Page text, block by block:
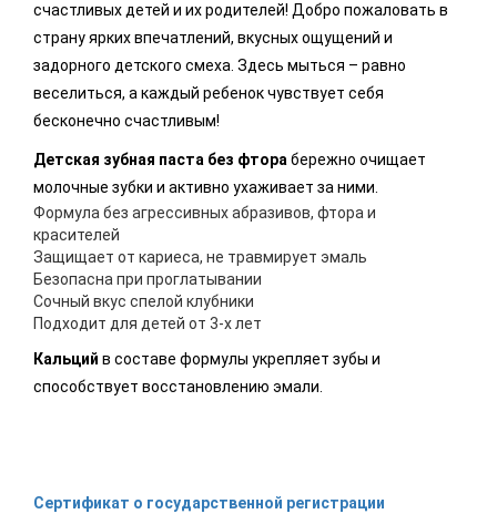
счастливых детей и их родителей! Добро пожаловать в
страну ярких впечатлений, вкусных ощущений и
задорного детского смеха. Здесь мыться – равно
веселиться, а каждый ребенок чувствует себя
бесконечно счастливым!
Детская зубная паста без фтора бережно очищает
молочные зубки и активно ухаживает за ними.
Формула без агрессивных абразивов, фтора и
красителей
Защищает от кариеса, не травмирует эмаль
Безопасна при проглатывании
Сочный вкус спелой клубники
Подходит для детей от 3-х лет
Кальций в составе формулы укрепляет зубы и
способствует восстановлению эмали.
Сертификат о государственной регистрации